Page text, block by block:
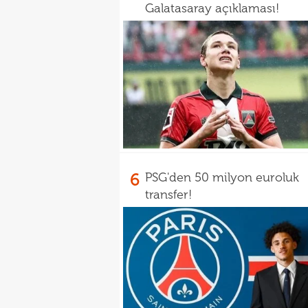
Galatasaray açıklaması!
6 PSG'den 50 milyon euroluk
transfer!